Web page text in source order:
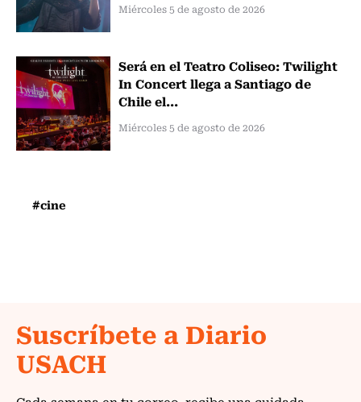
Miércoles 5 de agosto de 2026
Será en el Teatro Coliseo: Twilight
In Concert llega a Santiago de
Chile el...
Miércoles 5 de agosto de 2026
#cine